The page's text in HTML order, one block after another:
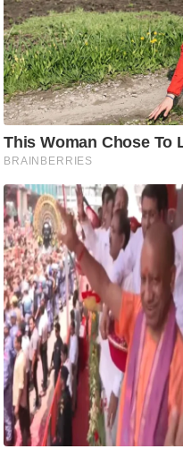
मा
तृ
भू
मि
स्तं
भ
ए
.
आ
र
.
आ
ई
.
चा
य
प
र